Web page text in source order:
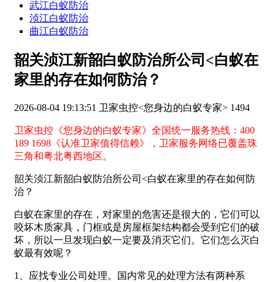
武江白蚁防治
浈江白蚁防治
曲江白蚁防治
韶关浈江新韶白蚁防治所公司<白蚁在
家里的存在如何防治？
2026-08-04 19:13:51 卫家虫控<您身边的白蚁专家> 1494
卫家虫控《您身边的白蚁专家》全国统一服务热线：400
189 1698《认准卫家值得信赖》，卫家服务网络已覆盖珠
三角和粤北粤西地区。
韶关浈江新韶白蚁防治所公司<白蚁在家里的存在如何防
治？
白蚁在家里的存在，对家里的危害还是很大的，它们可以
咬坏木质家具，门框或是房屋框架结构都会受到它们的破
坏，所以一旦发现白蚁一定要及消灭它们。它们怎么灭白
蚁最有效呢？
1、应找专业公司处理。国内常见的处理方法有两种系